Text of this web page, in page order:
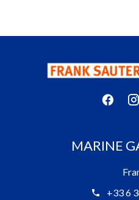
MARINE
+33 6